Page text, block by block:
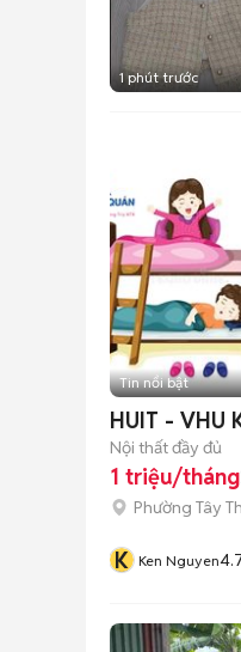
1 phút trước
Tin nổi bật
Nội thất đầy đủ
1 triệu/tháng
Phường Tây
K Ken Nguyen